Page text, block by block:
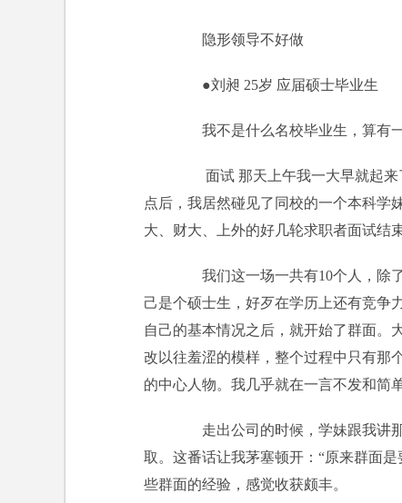
隐形领导不好做
●刘昶 25岁 应届硕士毕业生
我不是什么名校毕业生，算有一
面试 那天上午我一大早就起来
点后，我居然碰见了同校的一个本科学
大、财大、上外的好几轮求职者面试结束
我们这一场一共有10个人，除了
己是个硕士生，好歹在学历上还有竞争
自己的基本情况之后，就开始了群面。
改以往羞涩的模样，整个过程中只有那
的中心人物。我几乎就在一言不发和简
走出公司的时候，学妹跟我讲那
取。这番话让我茅塞顿开：“原来群面
些群面的经验，感觉收获颇丰。